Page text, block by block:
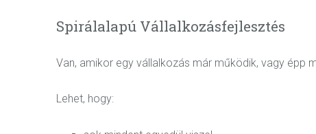
Spirálalapú Vállalkozásfejlesztés
Van, amikor egy vállalkozás már működik, vagy épp
Lehet, hogy: